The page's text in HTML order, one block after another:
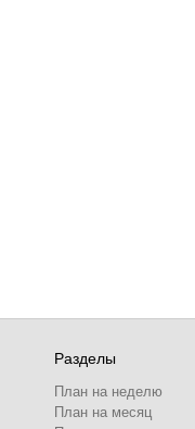
Разделы
План на неделю
План на месяц